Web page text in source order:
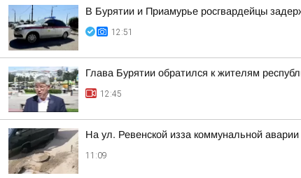
В Бурятии и Приамурье росгвардейцы
12:51
Глава Бурятии обратился к жителям
12:45
На ул. Ревенской изза коммунальной
11:09